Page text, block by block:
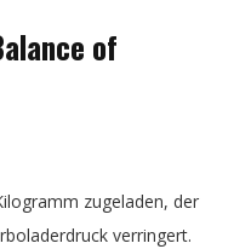
of
zugeladen, der
verringert.